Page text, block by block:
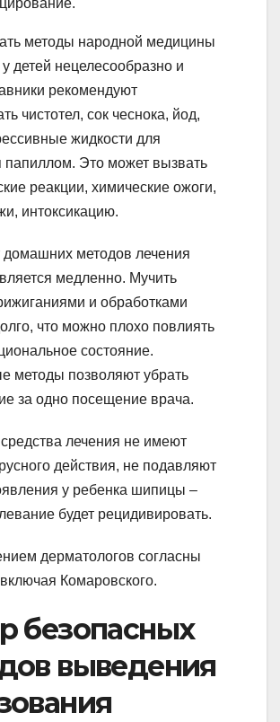
методы народной медицины
детей нецелесообразно и
рекомендуют
чистотел, сок чеснока, йод,
жидкости для
папиллом. Это может вызвать
реакции, химические ожоги,
интоксикацию.
методов лечения
медленно. Мучить
и обработками
что можно плохо повлиять
состояние.
методы позволяют убрать
за одно посещение врача.
лечения не имеют
действия, не подавляют
у ребенка шипицы –
будет рецидивировать.
дерматологов согласны
Комаровского.
безопасных
выведения